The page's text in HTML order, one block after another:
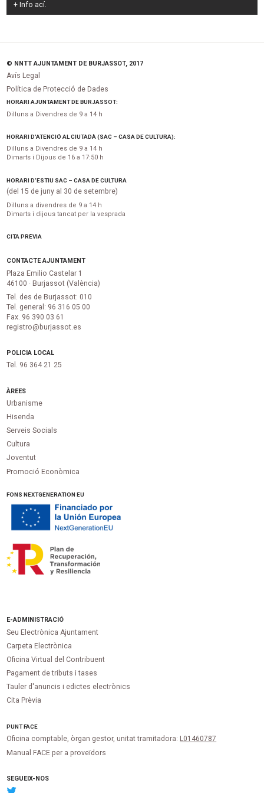
+ Info ací.
© NNTT AJUNTAMENT DE BURJASSOT, 2017
Avís Legal
Política de Protecció de Dades
HORARI AJUNTAMENT DE BURJASSOT:
Dilluns a Divendres de 9 a 14 h
HORARI D’ATENCIÓ AL CIUTADÀ (SAC – CASA DE CULTURA):
Dilluns a Divendres de 9 a 14 h
Dimarts i Dijous de 16 a 17:50 h
HORARI D’ESTIU SAC – CASA DE CULTURA
(del 15 de juny al 30 de setembre)
Dilluns a divendres de 9 a 14 h
Dimarts i dijous tancat per la vesprada
CITA PRÈVIA
CONTACTE AJUNTAMENT
Plaza Emilio Castelar 1
46100 · Burjassot (València)
Tel. des de Burjassot: 010
Tel. general: 96 316 05 00
Fax. 96 390 03 61
registro@burjassot.es
POLICIA LOCAL
Tel. 96 364 21 25
ÀREES
Urbanisme
Hisenda
Serveis Socials
Cultura
Joventut
Promoció Econòmica
FONS NEXTGENERATION EU
E-ADMINISTRACIÓ
Seu Electrònica Ajuntament
Carpeta Electrònica
Oficina Virtual del Contribuent
Pagament de tributs i tases
Tauler d'anuncis i edictes electrònics
Cita Prèvia
PUNTFACE
Oficina comptable, òrgan gestor, unitat tramitadora: L01460787
Manual FACE per a proveïdors
SEGUEIX-NOS